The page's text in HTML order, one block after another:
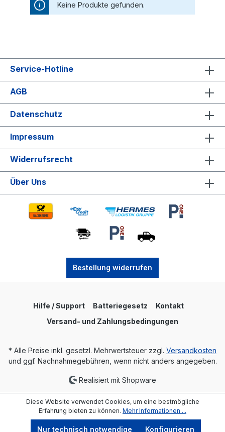
Keine Produkte gefunden.
Service-Hotline
AGB
Datenschutz
Impressum
Widerrufsrecht
Über Uns
Bestellung widerrufen
Hilfe / Support Batteriegesetz
Kontakt
Versand- und Zahlungsbedingungen
* Alle Preise inkl. gesetzl. Mehrwertsteuer zzgl. Versandkosten
und ggf. Nachnahmegebühren, wenn nicht anders angegeben.
Realisiert mit Shopware
Diese Website verwendet Cookies, um eine bestmögliche
Erfahrung bieten zu können. Mehr Informationen ...
Nur technisch notwendige Konfigurieren